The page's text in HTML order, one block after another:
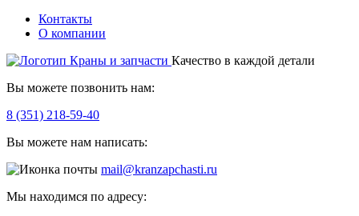
Контакты
О компании
Качество в каждой детали
Вы можете позвонить нам:
8 (351) 218-59-40
Вы можете нам написать:
mail@kranzapchasti.ru
Мы находимся по адресу: